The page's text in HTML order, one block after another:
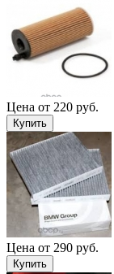
Цена от 220 руб.
Купить
Цена от 290 руб.
Купить